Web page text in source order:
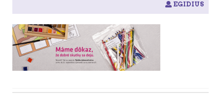
EGIDIUS